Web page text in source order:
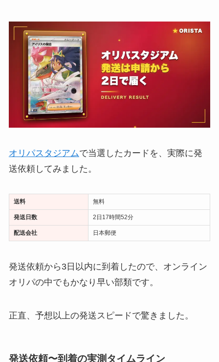
オリパスタジアムで当選したカードを、実際に発
送依頼してみました。
送料 無料
発送日数 2日17時間52分
配送会社 日本郵便
発送依頼から3日以内に到着したので、オンライン
オリパの中でもかなり早い部類です。
正直、予想以上の発送スピードで驚きました。
発送依頼〜到着の実測タイムライン